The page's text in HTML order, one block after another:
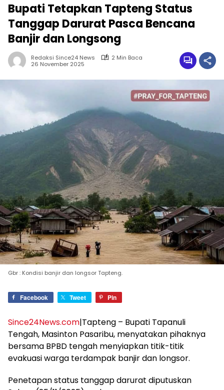
Bupati Tetapkan Tapteng Status
Tanggap Darurat Pasca Bencana
Banjir dan Longsong
Redaksi Since24 News
2 Min Baca
26 November 2025
Gbr : Kondisi banjir dan longsor Tapteng.
Facebook Tweet Pin
Since24News.com|Tapteng – Bupati Tapanuli
Tengah, Masinton Pasaribu, menyatakan pihaknya
bersama BPBD tengah menyiapkan titik-titik
evakuasi warga terdampak banjir dan longsor.
Penetapan status tanggap darurat diputuskan